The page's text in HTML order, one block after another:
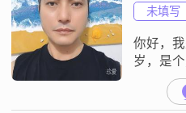
未填写
你好，
岁，是
目前在
高中及